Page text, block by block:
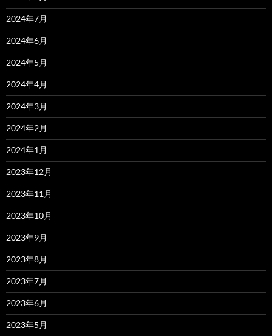
2024年7月
2024年6月
2024年5月
2024年4月
2024年3月
2024年2月
2024年1月
2023年12月
2023年11月
2023年10月
2023年9月
2023年8月
2023年7月
2023年6月
2023年5月